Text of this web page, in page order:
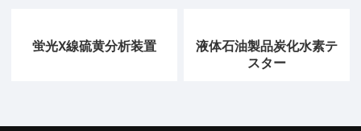
蛍光X線硫黄分析装置
液体石油製品炭化水素テ
スター